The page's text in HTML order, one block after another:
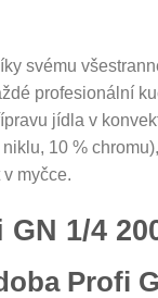
svému
profesionální
jídla v
10 %
myčce.
1/4
Profi